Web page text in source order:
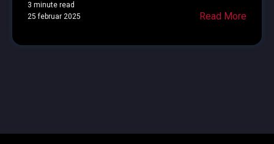
3 minute read
25 februar 2025
Read More